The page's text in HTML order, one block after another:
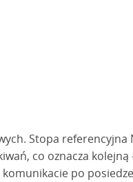
Stopa referencyjna
co oznacza kolejną
po